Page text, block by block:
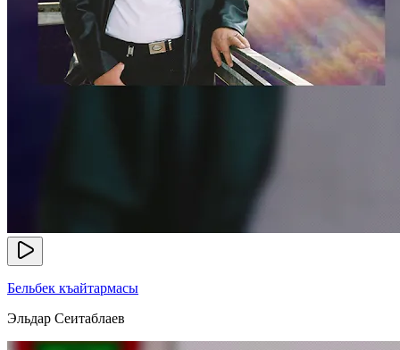
Бельбек къайтармасы
Эльдар Сеитаблаев